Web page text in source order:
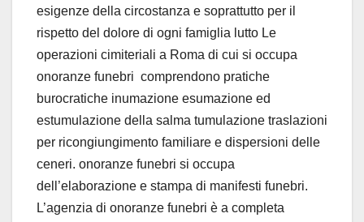
esigenze della circostanza e soprattutto per il
rispetto del dolore di ogni famiglia lutto Le
operazioni cimiteriali a Roma di cui si occupa
onoranze funebri comprendono pratiche
burocratiche inumazione esumazione ed
estumulazione della salma tumulazione traslazioni
per ricongiungimento familiare e dispersioni delle
ceneri. onoranze funebri si occupa
dell’elaborazione e stampa di manifesti funebri.
L’agenzia di onoranze funebri è a completa